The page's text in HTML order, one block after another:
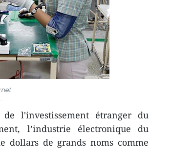
l'investissement étranger du
l’industrie électronique du
de grands noms comme